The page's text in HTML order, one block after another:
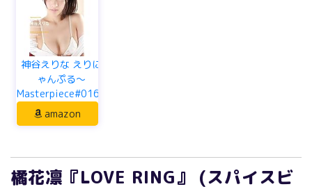
神谷えりな えりに
ゃんぷる～
Masterpiece#016...
amazon
橘花凛『LOVE RING』 (スパイスビ